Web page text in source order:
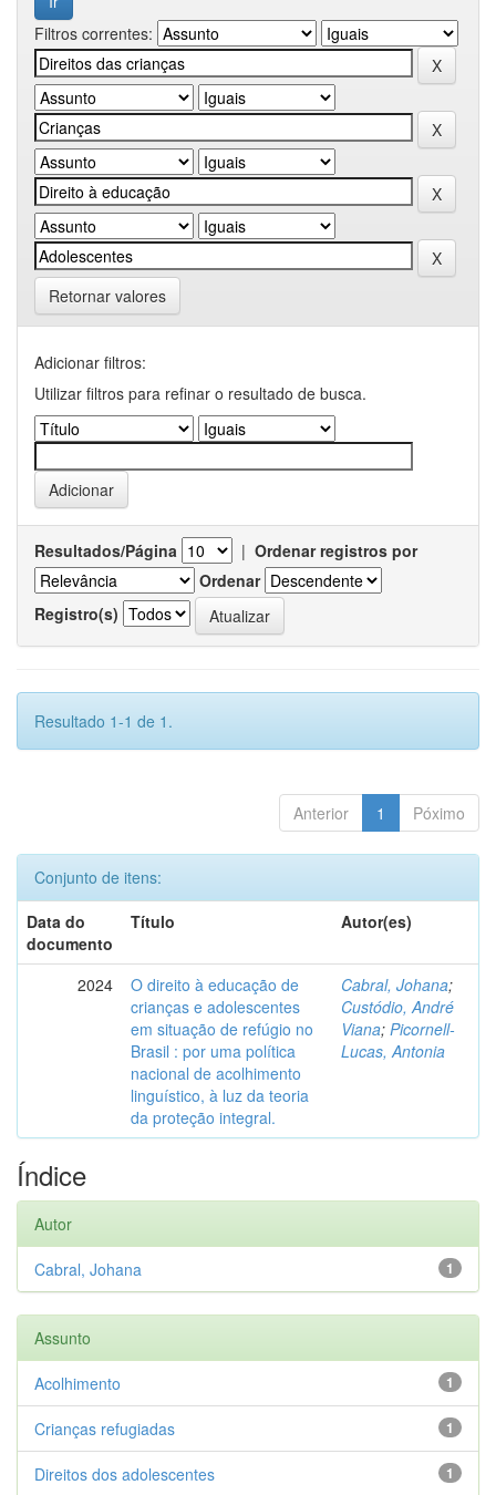
Filtros correntes:
Retornar valores
Adicionar filtros:
Utilizar filtros para refinar o resultado de busca.
Resultados/Página | Ordenar registros por
Ordenar
Registro(s)
Resultado 1-1 de 1.
Anterior 1 Póximo
Conjunto de itens:
Data do
documento
Título Autor(es)
2024
O direito à educação de
crianças e adolescentes
em situação de refúgio no
Brasil : por uma política
nacional de acolhimento
linguístico, à luz da teoria
da proteção integral.
Cabral, Johana;
Custódio, André
Viana; Picornell-
Lucas, Antonia
Índice
Autor
1
Cabral, Johana
Assunto
1
Acolhimento
1
Crianças refugiadas
1
Direitos dos adolescentes